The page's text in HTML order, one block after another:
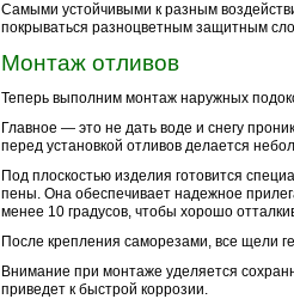
Самыми устойчивыми к разным
покрываться разноцветным защитным
Монтаж отливов
Теперь выполним монтаж наружных
Главное — это не дать воде и снегу
перед установкой отливов делается
Под плоскостью изделия готовится
пены. Она обеспечивает надежное
менее 10 градусов, чтобы хорошо
После крепления саморезами, все щели
Внимание при монтаже уделяется
приведет к быстрой коррозии.